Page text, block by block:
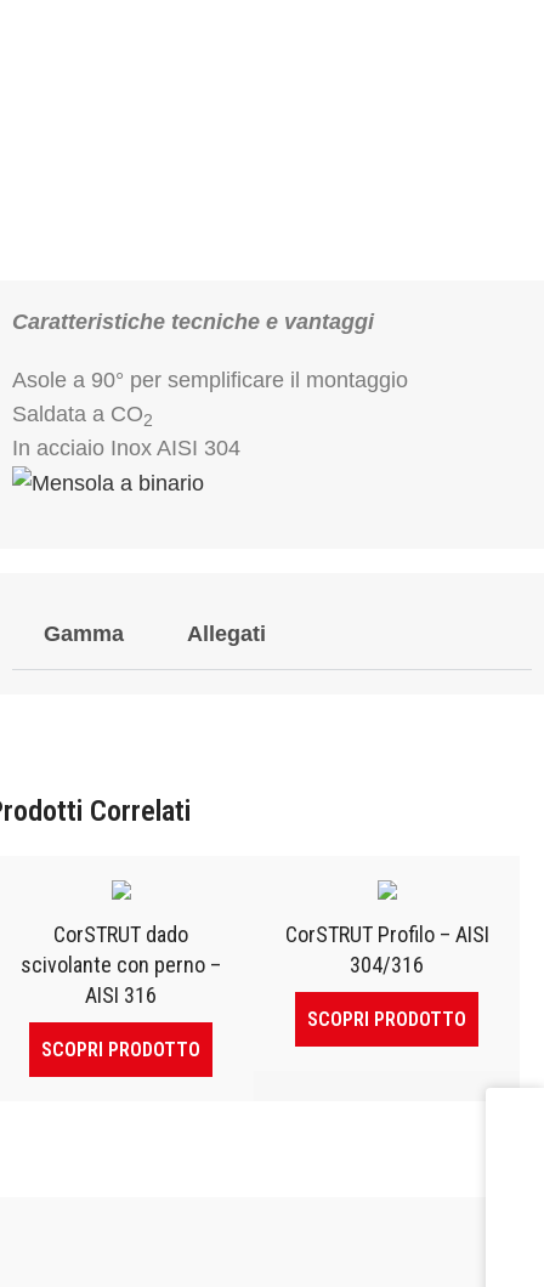
Caratteristiche tecniche e vantaggi
Asole a 90° per semplificare il montaggio
Saldata a CO2
In acciaio Inox AISI 304
Gamma Allegati
Correlati
CorSTRUT dado
scivolante con perno –
AISI 316
SCOPRI PRODOTTO
CorSTRUT Profilo – AISI
304/316
SCOPRI PRODOTTO